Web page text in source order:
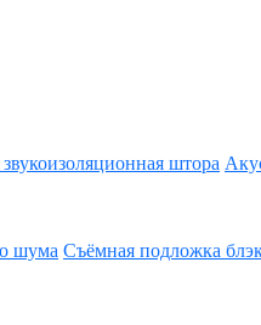
штора
шума Съёмная подложка